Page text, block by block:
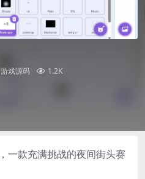
游戏源码 1.2K
，一款充满挑战的夜间街头赛